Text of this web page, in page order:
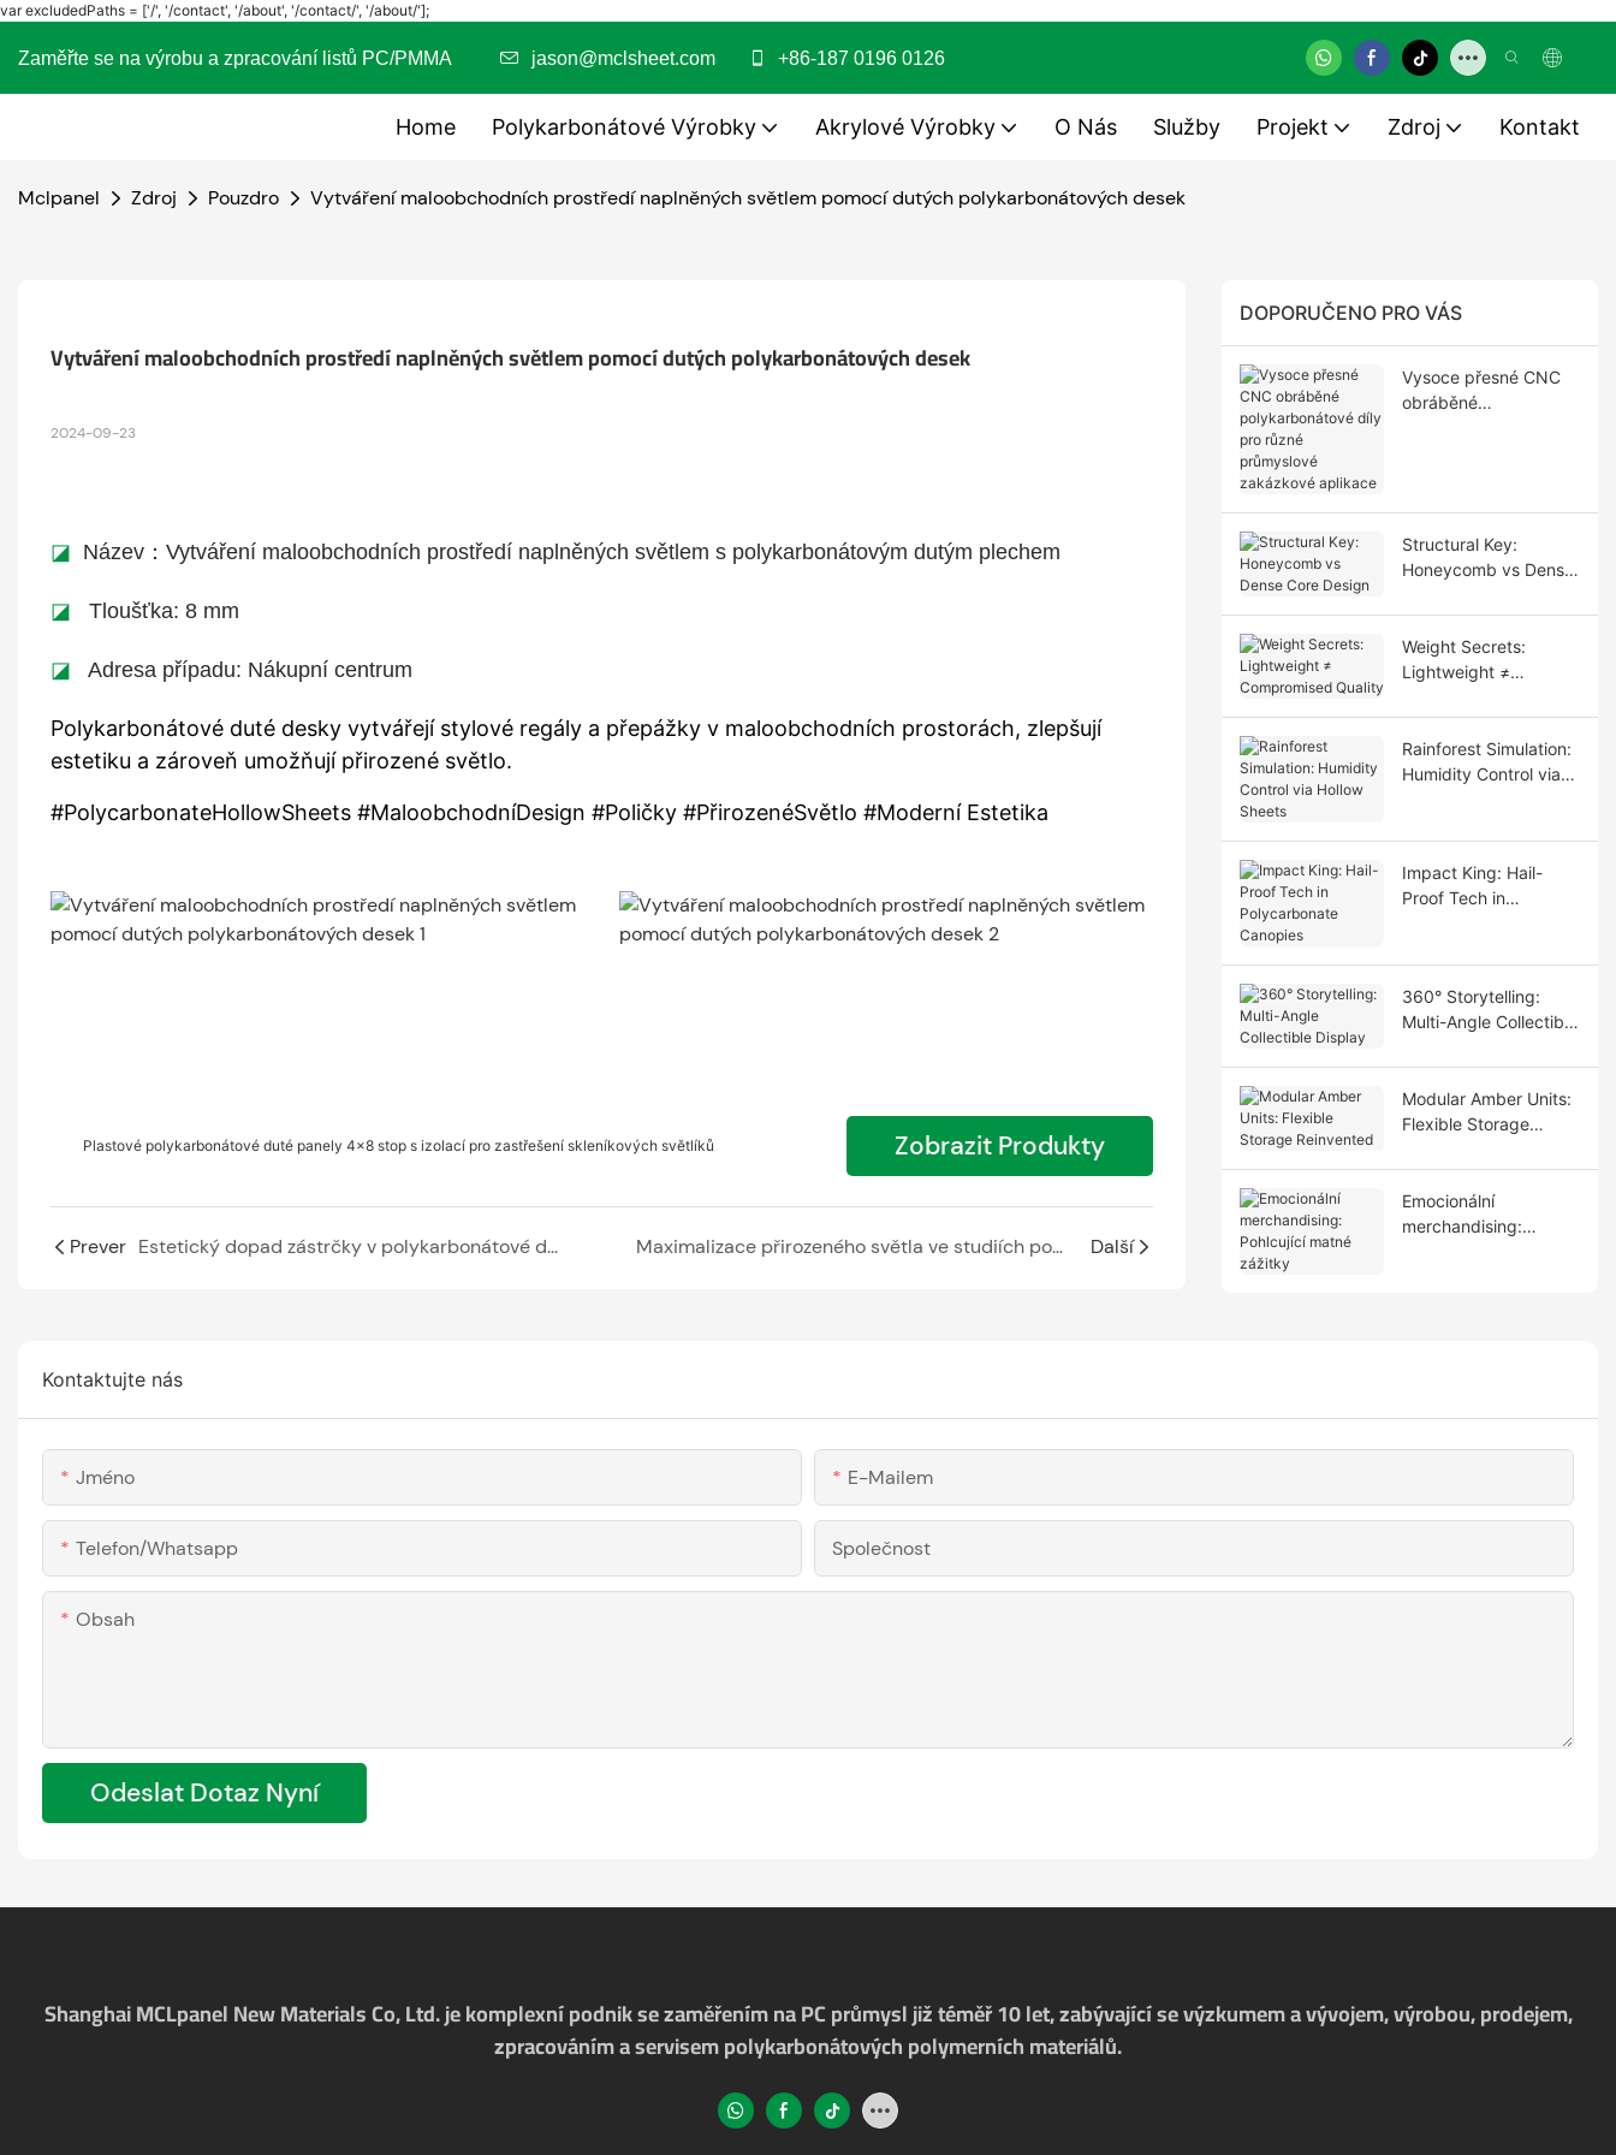
var excludedPaths = ['/', '/contact', '/about', '/contact/', '/about/'];
Zaměřte se na výrobu a zpracování listů PC/PMMA jason@mclsheet.com +86-187 0196 0126
Home Polykarbonátové Výrobky Akrylové Výrobky O Nás Služby Projekt Zdroj Kontakt
Mclpanel Zdroj Pouzdro Vytváření maloobchodních prostředí naplněných světlem pomocí dutých polykarbonátových desek
Vytváření maloobchodních prostředí naplněných světlem pomocí dutých polykarbonátových desek
2024-09-23
◪ Název：Vytváření maloobchodních prostředí naplněných světlem s polykarbonátovým dutým plechem
◪ Tloušťka: 8 mm
◪ Adresa případu: Nákupní centrum
Polykarbonátové duté desky vytvářejí stylové regály a přepážky v maloobchodních prostorách, zlepšují
estetiku a zároveň umožňují přirozené světlo.
#PolycarbonateHollowSheets #MaloobchodníDesign #Poličky #PřirozenéSvětlo #Moderní Estetika
Plastové polykarbonátové duté panely 4x8 stop s izolací pro zastřešení skleníkových světlíků Zobrazit Produkty
Prever Estetický dopad zástrčky v polykarbonátové desce na exteriéry Maximalizace přirozeného světla ve studiích pomocí polykarbonátové duté desky Další
DOPORUČENO PRO VÁS
Vysoce přesné CNC
obráběné
Structural Key:
Honeycomb vs Dense
Weight Secrets:
Lightweight ≠
Rainforest Simulation:
Humidity Control via
Impact King: Hail-
Proof Tech in
360° Storytelling:
Multi-Angle Collectible
Modular Amber Units:
Flexible Storage
Emocionální
merchandising:
Kontaktujte nás
Jméno E-Mailem
Telefon/whatsapp Společnost
Obsah
Odeslat Dotaz Nyní
Shanghai MCLpanel New Materials Co, Ltd. je komplexní podnik se zaměřením na PC průmysl již téměř 10 let, zabývající se výzkumem a vývojem, výrobou, prodejem,
zpracováním a servisem polykarbonátových polymerních materiálů.